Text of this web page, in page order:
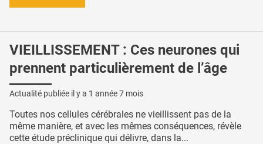
VIEILLISSEMENT : Ces neurones qui
prennent particulièrement de l’âge
Actualité publiée il y a 1 année 7 mois
Toutes nos cellules cérébrales ne vieillissent pas de la
même manière, et avec les mêmes conséquences, révèle
cette étude préclinique qui délivre, dans la...